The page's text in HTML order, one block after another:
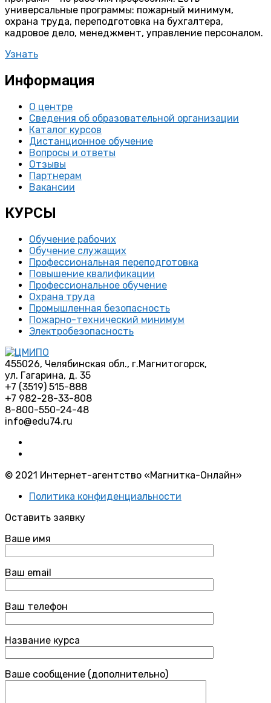
универсальные программы: пожарный минимум,
охрана труда, переподготовка на бухгалтера,
кадровое дело, менеджмент, управление персоналом.
Узнать
Информация
О центре
Сведения об образовательной организации
Каталог курсов
Дистанционное обучение
Вопросы и ответы
Отзывы
Партнерам
Вакансии
КУРСЫ
Обучение рабочих
Обучение служащих
Профессиональная переподготовка
Повышение квалификации
Профессиональное обучение
Охрана труда
Промышленная безопасность
Пожарно-технический минимум
Электробезопасность
455026, Челябинская обл., г.Магнитогорск,
ул. Гагарина, д. 35
+7 (3519) 515-888
+7 982-28-33-808
8-800-550-24-48
info@edu74.ru
© 2021 Интернет-агентство «Магнитка-Онлайн»
Политика конфиденциальности
Оставить заявку
Ваше имя
Ваш email
Ваш телефон
Название курса
Ваше сообщение (дополнительно)